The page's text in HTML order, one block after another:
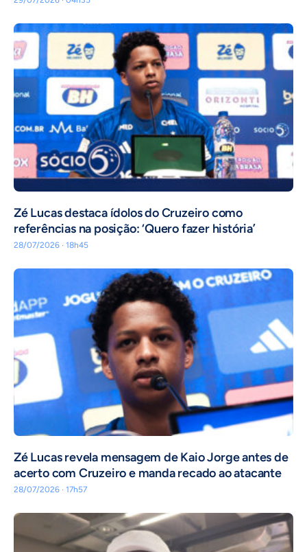
Zé Lucas destaca ídolos do Cruzeiro como
referências na posição: ‘Quero fazer história’
28/07/2026 · 18h45
Zé Lucas revela mensagem de Kaio Jorge antes de
acerto com Cruzeiro e manda recado ao atacante
28/07/2026 · 17h57